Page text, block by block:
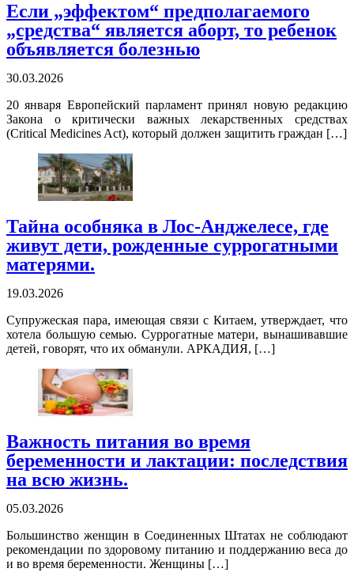
Если „эффектом“ предполагаемого
„средства“ является аборт, то ребенок
объявляется болезнью
30.03.2026
20 января Европейский парламент принял новую редакцию
Закона о критически важных лекарственных средствах
(Critical Medicines Act), который должен защитить граждан […]
Тайна особняка в Лос-Анджелесе, где
живут дети, рожденные суррогатными
матерями.
19.03.2026
Супружеская пара, имеющая связи с Китаем, утверждает, что
хотела большую семью. Суррогатные матери, вынашивавшие
детей, говорят, что их обманули. АРКАДИЯ, […]
Важность питания во время
беременности и лактации: последствия
на всю жизнь.
05.03.2026
Большинство женщин в Соединенных Штатах не соблюдают
рекомендации по здоровому питанию и поддержанию веса до
и во время беременности. Женщины […]